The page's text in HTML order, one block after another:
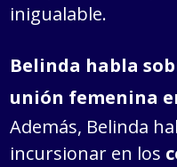
inigualable.
Belinda habla
unión femenina
Además, Belinda
incursionar en los